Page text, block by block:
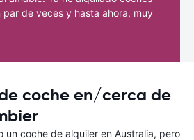
de veces y hasta ahora, muy
coche en/cerca de
un coche de alquiler en Australia, pero